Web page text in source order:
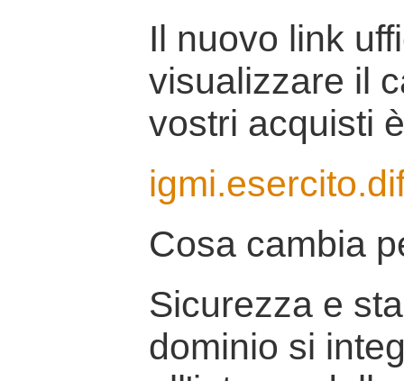
Il nuovo link
visualizzare il
vostri acquisti
Cosa cambia
Sicurezza e
dominio si